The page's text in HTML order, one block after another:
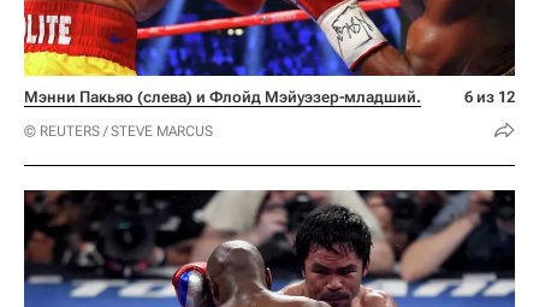
Мэнни Пакьяо (слева) и Флойд Мэйуэзер-младший.
© REUTERS / STEVE MARCUS
6 из 12